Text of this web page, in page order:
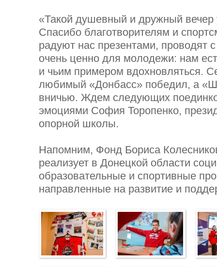
«Такой душевный и дружный вечер
Спасибо благотворителям и
радуют нас презентами, проводят
очень ценно для молодежи: нам
и чьим примером вдохновляться.
любимый «Донбасс» победил, а
вничью. Ждем следующих
эмоциями София Торопенко,
опорной школы.
Напомним, Фонд Бориса
реализует в Донецкой области
образовательные и спортивные
направленные на развитие и